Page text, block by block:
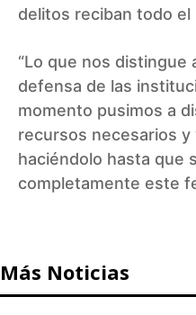
delitos reciban todo el
“Lo que nos distingue
defensa de las
momento pusimos a
recursos necesarios y
haciéndolo hasta que
completamente este
Más Noticias